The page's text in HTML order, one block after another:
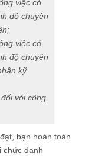
việc có
độ chuyên
việc có
độ chuyên
kỹ
với công
bạn hoàn toàn
chức danh